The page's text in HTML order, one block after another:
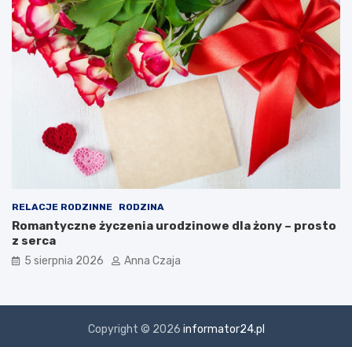
RELACJE RODZINNE RODZINA
Romantyczne życzenia urodzinowe dla żony – prosto
z serca
5 sierpnia 2026 Anna Czaja
Copyright © 2026 informator24.pl